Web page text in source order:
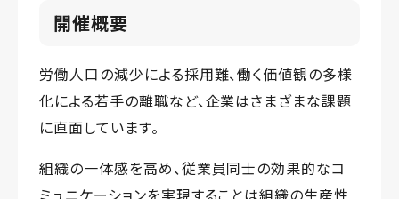
開催概要
労働人口の減少による採用難、働く価値観の多様
化による若手の離職など、企業はさまざまな課題
に直面しています。
組織の一体感を高め、従業員同士の効果的なコ
ミュニケーションを実現することは組織の生産性